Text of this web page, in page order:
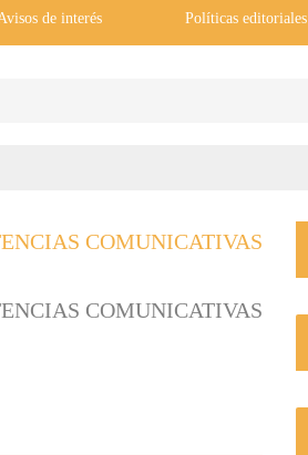
de interés Políticas editoriales
COMUNICATIVAS
COMUNICATIVAS